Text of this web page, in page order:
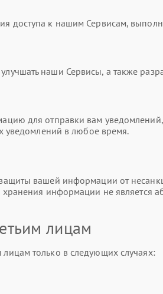
доступа к нашим Сервисам,
наши Сервисы, а также
для отправки вам
уведомлений в любое время.
вашей информации от
информации не
лицам
только в следующих случаях: